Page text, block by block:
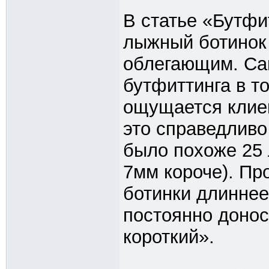
В статье
лыжный
облегающим.
бутфиттинга в
ощущается
это
было похоже 25
7мм короче).
ботинки
постоянно
короткий».